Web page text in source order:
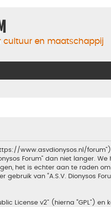
cultuur en maatschappij
“https://www.asvdionysos.nl/
Forum” dan niet langer.
het is echter aan te raden
van “A.S.V. Dionysos
License v2” (hierna “GPL”)